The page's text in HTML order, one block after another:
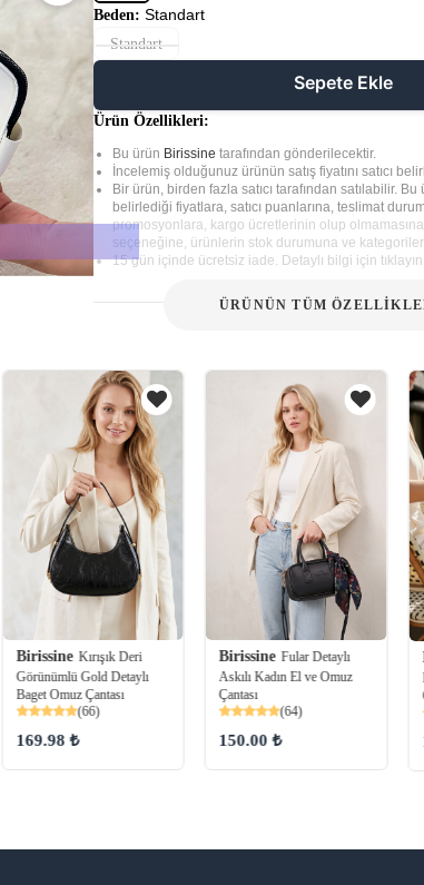
Beden: Standart
Standart
Sepete Ekle
Ürün Özellikleri:
Bu ürün Birissinetarafından gönderilecektir.
İncelemiş olduğunuz ürünün satış fiyatını satıcı
Bir ürün, birden fazla satıcı tarafından satılabilir. Bu
belirlediği fiyatlara, satıcı puanlarına, teslimat
promosyonlara, kargo ücretlerinin olup
seçeneğine, ürünlerin stok durumuna ve
15 gün içinde ücretsiz iade. Detaylı bilgi için tıklayın.
ÜRÜNÜN TÜM
Birissine Kırışık Deri
Görünümlü Gold Detaylı
Baget Omuz Çantası
(66)
169.98 ₺
Birissine Fular Detaylı
Askılı Kadın El ve Omuz
Çantası
(64)
150.00 ₺